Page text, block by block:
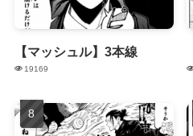
【マッシュル】3本線
19169